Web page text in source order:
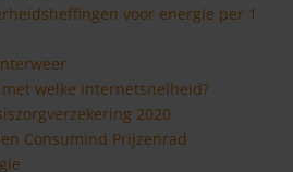
voor energie per 1
welke internetsnelheid?
2020
Consumind Prijzenrad